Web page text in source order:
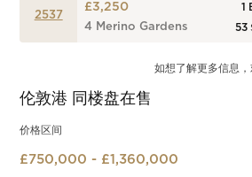
2537
£3,250
4 Merino Gardens
1
53
如想了解更多信息，
伦敦港 同楼盘在售
价格区间
£750,000 - £1,360,000